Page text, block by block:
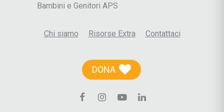
Chi siamo Risorse Extra Contattaci
DONA